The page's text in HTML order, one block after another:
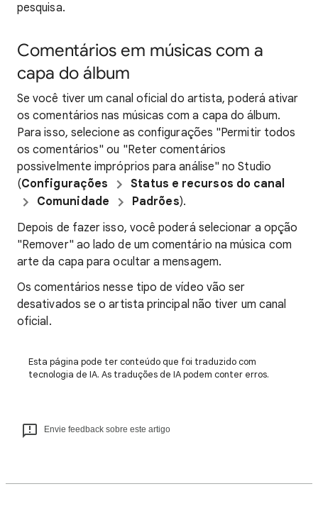
pesquisa.
Comentários em músicas com a
capa do álbum
Se você tiver um canal oficial do artista, poderá ativar
os comentários nas músicas com a capa do álbum.
Para isso, selecione as configurações "Permitir todos
os comentários" ou "Reter comentários
possivelmente impróprios para análise" no Studio
(Configurações
Status e recursos do canal
Comunidade
Padrões).
Depois de fazer isso, você poderá selecionar a opção
"Remover" ao lado de um comentário na música com
arte da capa para ocultar a mensagem.
Os comentários nesse tipo de vídeo vão ser
desativados se o artista principal não tiver um canal
oficial.
Esta página pode ter conteúdo que foi traduzido com
tecnologia de IA. As traduções de IA podem conter erros.
Envie feedback sobre este artigo